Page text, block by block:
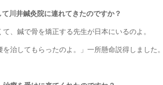
川井鍼灸院に連れてきたのですか？
、鍼で骨を矯正する先生が日本にいるのよ。
治してもらったのよ。」一所懸命説得しました。